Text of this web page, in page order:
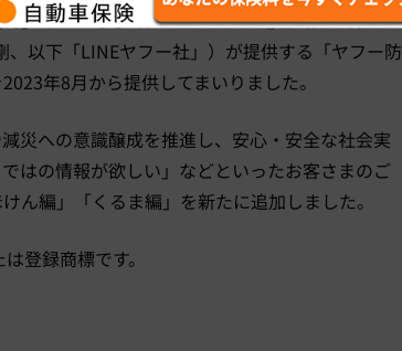
」の一つとして、『SA･PO･PO』において、
、以下「LINEヤフー社」）が提供する「ヤフー防
2023年8月から提供してまいりました。
災への意識醸成を推進し、安心・安全な社会実
はの情報が欲しい」などといったお客さまのご
ん編」「くるま編」を新たに追加しました。
登録商標です。